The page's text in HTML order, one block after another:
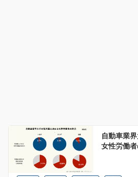
自動車業
女性労働